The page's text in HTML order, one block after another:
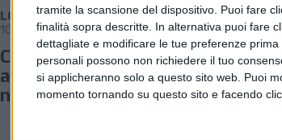
tramite la scansione del dispositivo. Puoi fare
finalità sopra descritte. In alternativa puoi fare
dettagliate e modificare le tue preferenze prima
personali possono non richiedere il tuo
si applicheranno solo a questo sito web. Puoi
momento tornando su questo sito e facendo
Continental Italia affida
a Dsv la logistica per il
nord Italia
LOGISTICA
10 FEBBRAIO 2026